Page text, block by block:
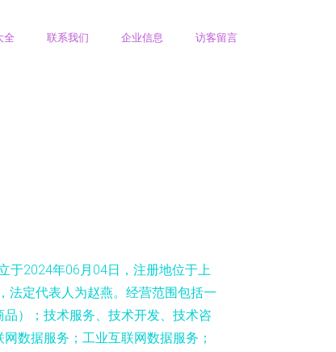
全 联系我们 企业信息 访客留言
于2024年06月04日，注册地位于上
法定代表人为赵燕。经营范围包括一
）；技术服务、技术开发、技术咨
数据服务；工业互联网数据服务；